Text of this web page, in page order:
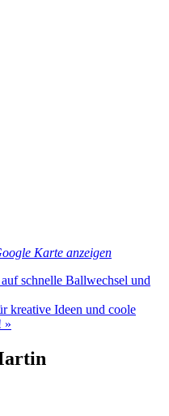
Karte anzeigen
schnelle Ballwechsel und
kreative Ideen und coole
»